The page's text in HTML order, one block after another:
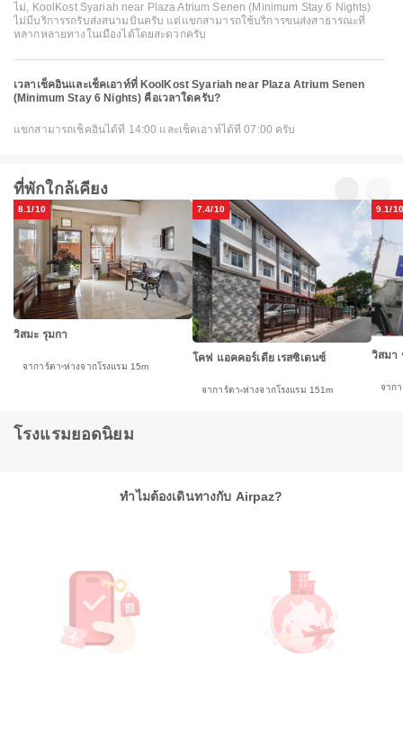
ไม่, KoolKost Syariah near Plaza Atrium Senen (Minimum Stay 6 Nights)
ไม่มีบริการรถรับส่งสนามบินครับ แต่แขกสามารถใช้บริการขนส่งสาธารณะที่
หลากหลายทางในเมืองได้โดยสะดวกครับ
เวลาเช็คอินและเช็คเอาท์ที่ KoolKost Syariah near Plaza Atrium Senen
(Minimum Stay 6 Nights) คือเวลาใดครับ?
แขกสามารถเช็คอินได้ที่ 14:00 และเช็คเอาท์ได้ที่ 07:00 ครับ
ที่พักใกล้เคียง
8.1/10
วิสมะ รุมกา
จาการ์ตา ห่างจากโรงแรม 15m
7.4/10
โคฟ แอคคอร์เดีย เรสซิเดนซ์
จาการ์ตา ห่างจากโรงแรม 151m
9.1/10
วิสมา
จาก
โรงแรมยอดนิยม
ทำไมต้องเดินทางกับ Airpaz?